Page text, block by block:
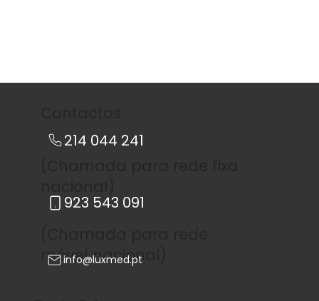
214 044 241
923 543 091
móvel nacional)
info@luxmed.pt